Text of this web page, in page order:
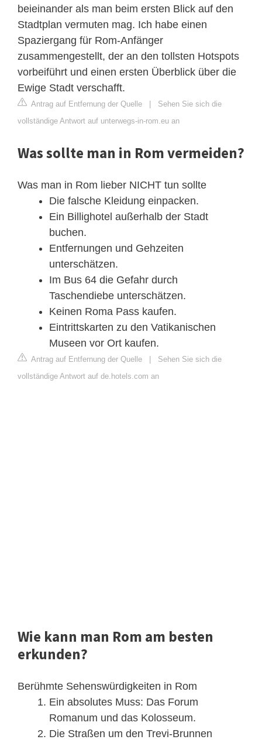
beieinander als man beim ersten Blick auf den
Stadtplan vermuten mag. Ich habe einen
Spaziergang für Rom-Anfänger
zusammengestellt, der an den tollsten Hotspots
vorbeiführt und einen ersten Überblick über die
Ewige Stadt verschafft.
Antrag auf Entfernung der Quelle
Sehen Sie sich die
vollständige Antwort auf unterwegs-in-rom.eu an
Was sollte man in Rom vermeiden?
Was man in Rom lieber NICHT tun sollte
Die falsche Kleidung einpacken.
Ein Billighotel außerhalb der Stadt
buchen.
Entfernungen und Gehzeiten
unterschätzen.
Im Bus 64 die Gefahr durch
Taschendiebe unterschätzen.
Keinen Roma Pass kaufen.
Eintrittskarten zu den Vatikanischen
Museen vor Ort kaufen.
Antrag auf Entfernung der Quelle
Sehen Sie sich die
vollständige Antwort auf de.hotels.com an
Wie kann man Rom am besten
erkunden?
Berühmte Sehenswürdigkeiten in Rom
Ein absolutes Muss: Das Forum
Romanum und das Kolosseum.
Die Straßen um den Trevi-Brunnen